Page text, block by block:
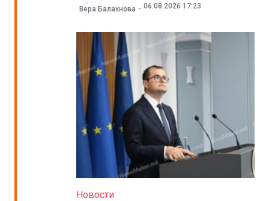
Вера Балахнова 06.08.2026 17:23
Новости